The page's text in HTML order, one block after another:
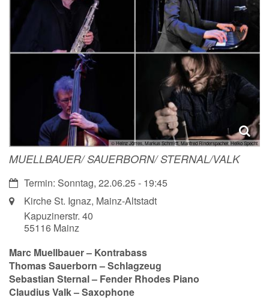
© Heinz Jörres, Markus Schmidt, Manfred Rinderspacher, Heiko Specht
MUELLBAUER/ SAUERBORN/ STERNAL/VALK
Datum:Termin: Sonntag, 22.06.25 - 19:45
Ort: Kirche St. Ignaz, Mainz-Altstadt
Kapuzinerstr. 40
55116 Mainz
Marc Muellbauer – Kontrabass
Thomas Sauerborn – Schlagzeug
Sebastian Sternal – Fender Rhodes Piano
Claudius Valk – Saxophone